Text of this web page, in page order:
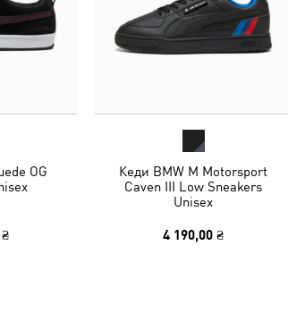
OG
Кеди BMW M Motorsport
Caven III Low Sneakers
Unisex
4 190,00 ₴